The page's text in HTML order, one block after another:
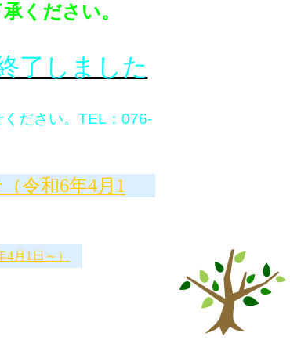
ください。
了しました
ださい。TEL：076-
令和6年4月1
月1日～）